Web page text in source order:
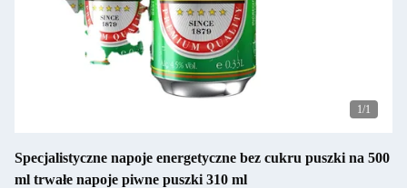
1/1
Specjalistyczne napoje energetyczne bez cukru puszki na 500
ml trwałe napoje piwne puszki 310 ml